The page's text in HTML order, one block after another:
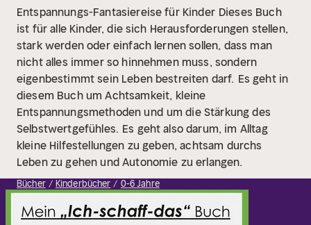
Entspannungs-Fantasiereise für Kinder Dieses Buch
ist für alle Kinder, die sich Herausforderungen stellen,
stark werden oder einfach lernen sollen, dass man
nicht alles immer so hinnehmen muss, sondern
eigenbestimmt sein Leben bestreiten darf. Es geht in
diesem Buch um Achtsamkeit, kleine
Entspannungsmethoden und um die Stärkung des
Selbstwertgefühles. Es geht also darum, im Alltag
kleine Hilfestellungen zu geben, achtsam durchs
Leben zu gehen und Autonomie zu erlangen.
Bücher Kinderbücher 0-6 Jahre